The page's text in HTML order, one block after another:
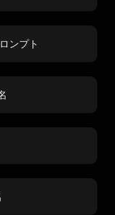
ンプト